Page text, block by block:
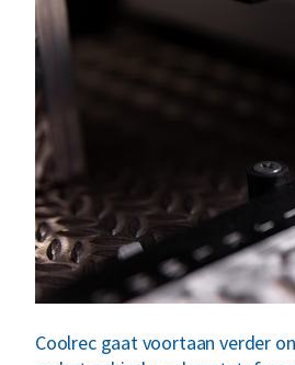
Coolrec gaat voortaan verder